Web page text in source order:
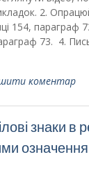
2.
154,
73. 4.
коментар
знаки в